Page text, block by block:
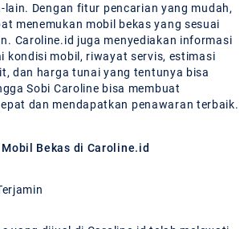
lain. Dengan fitur pencarian yang mudah,
menemukan mobil bekas yang sesuai
Caroline.id juga menyediakan informasi
kondisi mobil, riwayat servis, estimasi
dan harga tunai yang tentunya bisa
Sobi Caroline bisa membuat
dan mendapatkan penawaran terbaik.
Bekas di Caroline.id